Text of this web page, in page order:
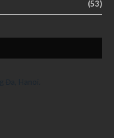
(53)